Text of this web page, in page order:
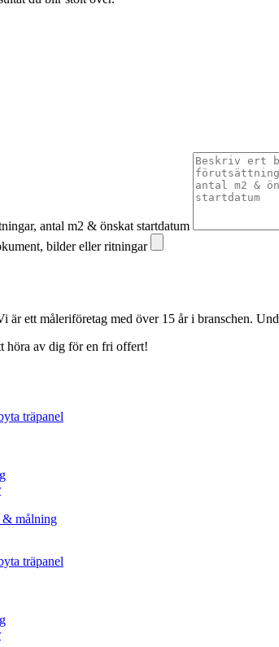
antal m2 & önskat startdatum
bilder eller ritningar
ett måleriföretag med över 15 år i branschen.
höra av dig för en fri offert!
träpanel
& målning
träpanel